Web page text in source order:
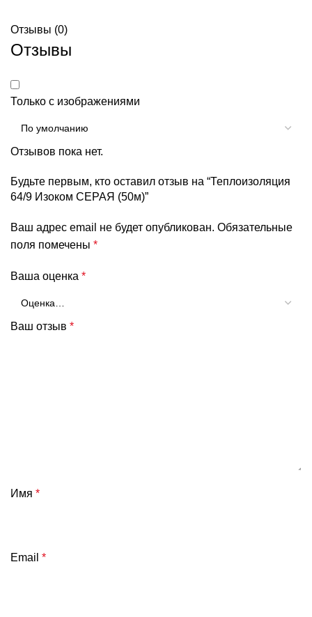
Отзывы (0)
Отзывы
Только с изображениями
Отзывов пока нет.
Будьте первым, кто оставил отзыв на “Теплоизоляция
64/9 Изоком СЕРАЯ (50м)”
Ваш адрес email не будет опубликован. Обязательные
поля помечены *
Ваша оценка *
Ваш отзыв *
Имя *
Email *